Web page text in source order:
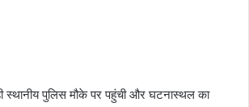
स्थानीय पुलिस मौके पर पहुंची और घटनास्थल का